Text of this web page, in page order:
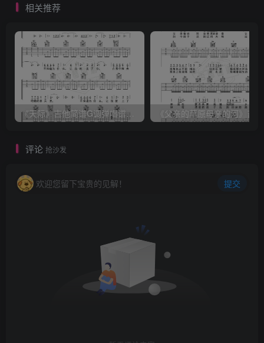
相关推荐
《天际》吉他简谱G调弹唱谱（姜玉阳）
评论 抢沙发
欢迎您留下宝贵的见解！ 提交